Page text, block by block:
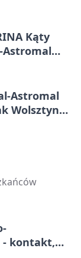
Kąty
Astromal
Astromal
Wolsztyn
o
-
- kontakt,